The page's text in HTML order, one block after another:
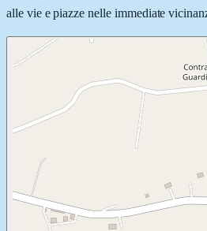
alle vie e piazze nelle immediate